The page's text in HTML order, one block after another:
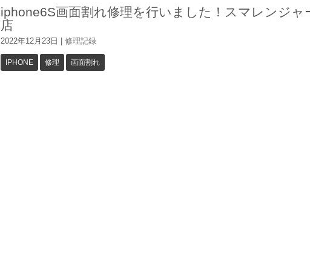
iphone6S画面割れ修理を行いました！スマレンジャ
店
2022年12月23日 修理記録
IPHONE 修理 画面割れ